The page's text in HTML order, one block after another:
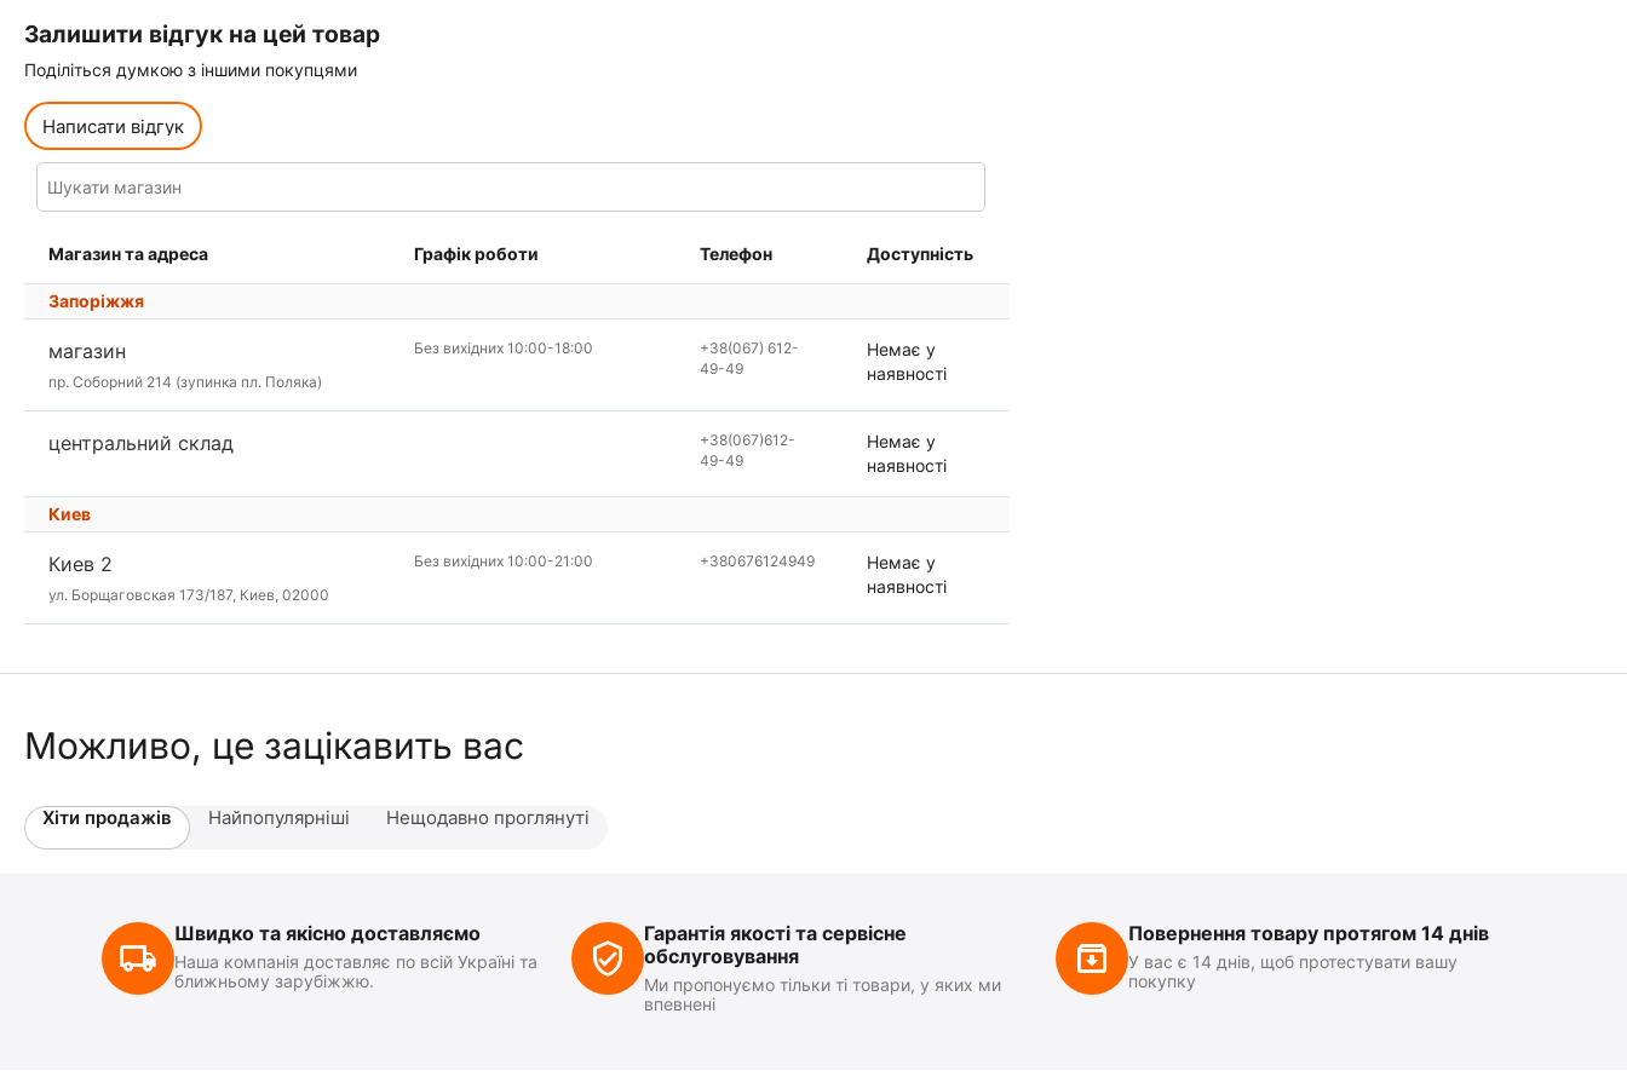
Залишити відгук на цей товар
Поділіться думкою з іншими покупцями
Написати відгук
Магазин та адреса Графік роботи Телефон Доступність
Запоріжжя
магазин
пр. Соборний 214 (зупинка пл. Поляка)
Без вихідних 10:00-18:00
+38(067) 612-
49-49
Немає у
наявності
центральний склад
+38(067)612-
49-49
Немає у
наявності
Киев
Киев 2
ул. Борщаговская 173/187, Киев, 02000
Без вихідних 10:00-21:00 +380676124949
Немає у
наявності
Можливо, це зацікавить вас
Хіти продажів Найпопулярніші Нещодавно проглянуті
Швидко та якісно доставляємо
Наша компанія доставляє по всій Україні та
ближньому зарубіжжю.
Гарантія якості та сервісне
обслуговування
Ми пропонуємо тільки ті товари, у яких ми
впевнені
Повернення товару протягом 14 днів
У вас є 14 днів, щоб протестувати вашу
покупку